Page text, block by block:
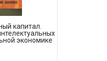
капитал.
экономике